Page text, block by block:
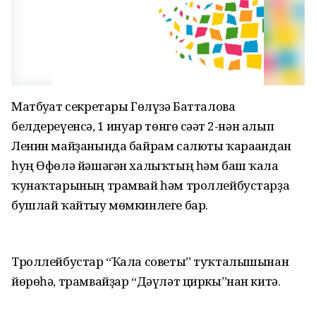
Матбуғат секретары Гөлүзә Батталова
белдереүенсә, 1 ғинуар төнгө сәғәт 2-нән алып
Ленин майҙанында байрам салюты ҡарағандан
һуң Өфөлә йәшәгән халыҡтың һәм баш ҡала
ҡунаҡтарының трамвай һәм троллейбустарҙа
бушлай ҡайтыу мөмкинлеге бар.
Троллейбустар “Ҡала советы” туҡталышынан
йөрөһә, трамвайҙар “Дәүләт циркы”нан китә.